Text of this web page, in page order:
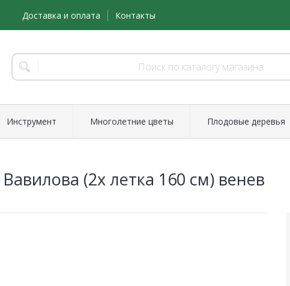
Доставка и оплата Контакты
Инструмент Многолетние цветы Плодовые деревья
(2х летка 160 см) венев